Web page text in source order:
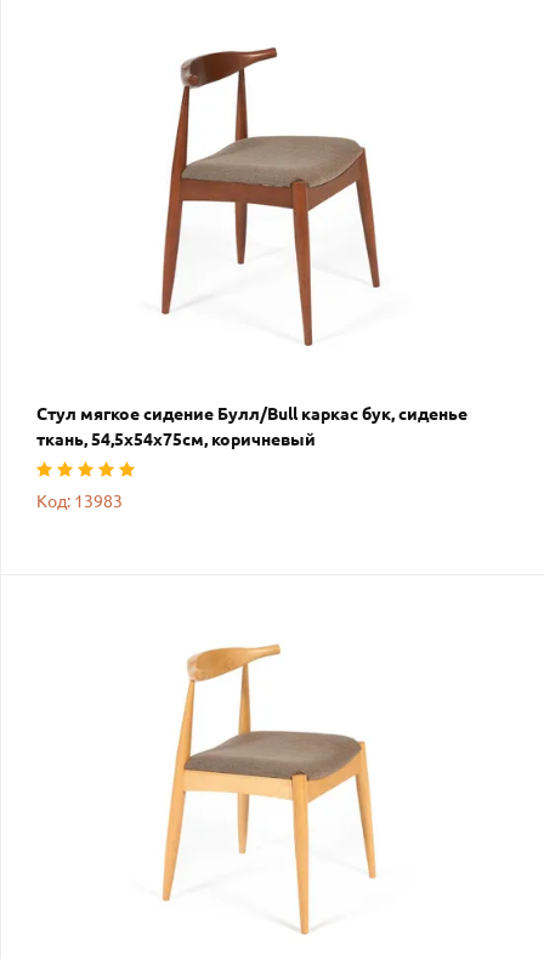
Стул мягкое сидение Булл/Bull каркас бук, сиденье
ткань, 54,5х54х75см, коричневый
Код: 13983